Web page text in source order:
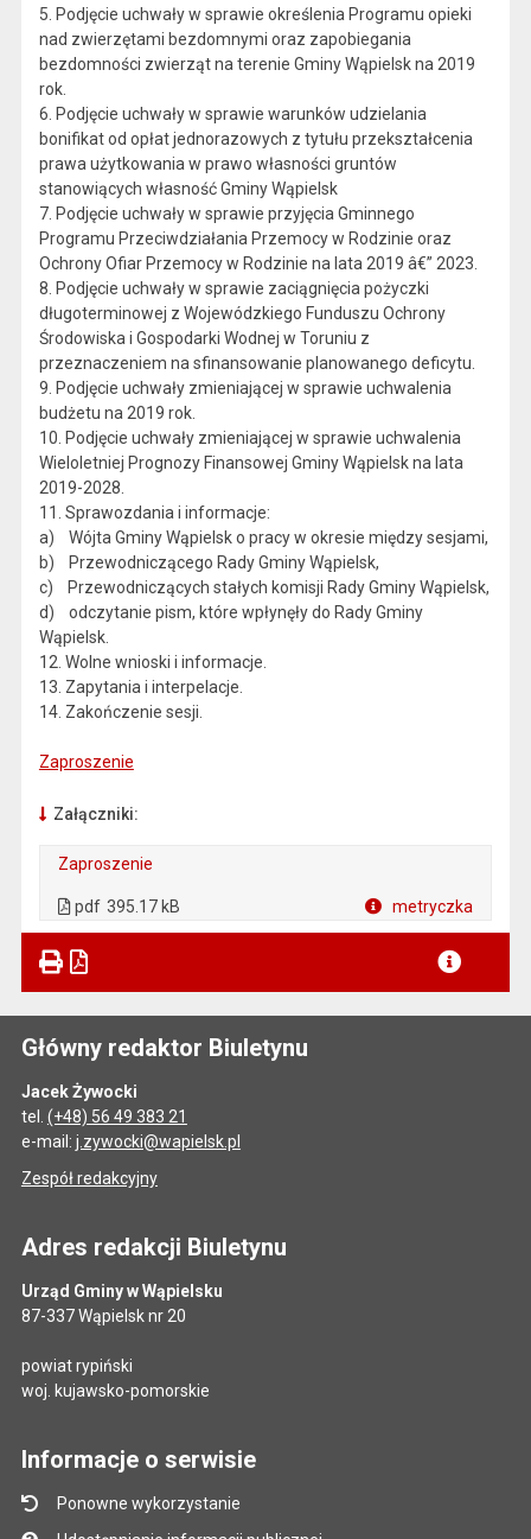
5. Podjęcie uchwały w sprawie określenia Programu opieki
nad zwierzętami bezdomnymi oraz zapobiegania
bezdomności zwierząt na terenie Gminy Wąpielsk na 2019
rok.
6. Podjęcie uchwały w sprawie warunków udzielania
bonifikat od opłat jednorazowych z tytułu przekształcenia
prawa użytkowania w prawo własności gruntów
stanowiących własność Gminy Wąpielsk
7. Podjęcie uchwały w sprawie przyjęcia Gminnego
Programu Przeciwdziałania Przemocy w Rodzinie oraz
Ochrony Ofiar Przemocy w Rodzinie na lata 2019 â€” 2023.
8. Podjęcie uchwały w sprawie zaciągnięcia pożyczki
długoterminowej z Wojewódzkiego Funduszu Ochrony
Środowiska i Gospodarki Wodnej w Toruniu z
przeznaczeniem na sfinansowanie planowanego deficytu.
9. Podjęcie uchwały zmieniającej w sprawie uchwalenia
budżetu na 2019 rok.
10. Podjęcie uchwały zmieniającej w sprawie uchwalenia
Wieloletniej Prognozy Finansowej Gminy Wąpielsk na lata
2019-2028.
11. Sprawozdania i informacje:
a) Wójta Gminy Wąpielsk o pracy w okresie między sesjami,
b) Przewodniczącego Rady Gminy Wąpielsk,
c) Przewodniczących stałych komisji Rady Gminy Wąpielsk,
d) odczytanie pism, które wpłynęły do Rady Gminy
Wąpielsk.
12. Wolne wnioski i informacje.
13. Zapytania i interpelacje.
14. Zakończenie sesji.
Zaproszenie
Załączniki:
Zaproszenie
pdf 395.17 kB metryczka
Główny redaktor Biuletynu
Jacek Żywocki
tel. (+48) 56 49 383 21
e-mail: j.zywocki@wapielsk.pl
Zespół redakcyjny
Adres redakcji Biuletynu
Urząd Gminy w Wąpielsku
87-337 Wąpielsk nr 20
powiat rypiński
woj. kujawsko-pomorskie
Informacje o serwisie
Ponowne wykorzystanie